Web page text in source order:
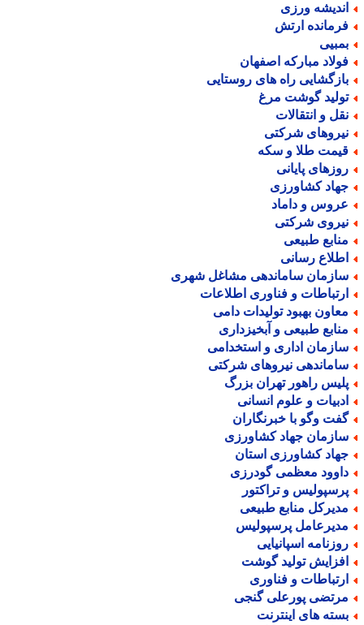
ورزی
ارتش
مبارکه اصفهان
راه های روستایی
گوشت مرغ
و انتقالات
شرکتی
طلا و سکه
پایانی
کشاورزی
و داماد
شرکتی
طبیعی
رسانی
ساماندهی مشاغل شهری
و فناوری اطلاعات
بهبود تولیدات دامی
طبیعی و آبخیزداری
اداری و استخدامی
نیروهای شرکتی
راهور تهران بزرگ
و علوم انسانی
وگو با خبرنگاران
جهاد کشاورزی
کشاورزی استان
معظمی گودرزی
و تراکتور
منابع طبیعی
پرسپولیس
اسپانیایی
تولید گوشت
و فناوری
پورعلی گنجی
های اینترنت